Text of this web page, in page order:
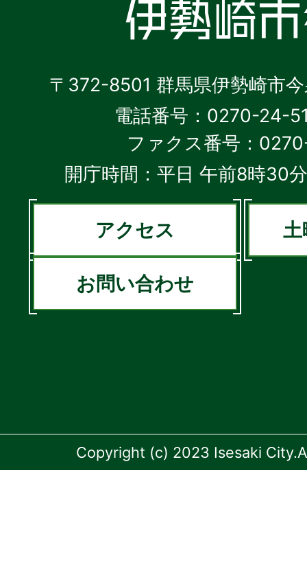
〒372-8501 群馬県伊勢崎市
電話番号：0270-24-
ファクス番号：
開庁時間：平日 午前8時30
アクセス 土
お問い合わせ
Copyright (c) 2023 Isesaki